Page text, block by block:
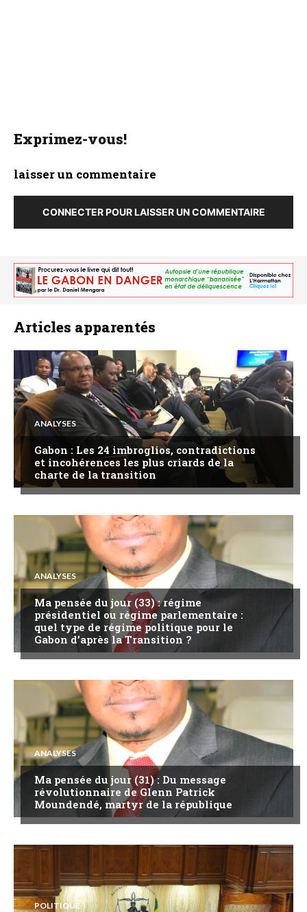
Exprimez-vous!
laisser un commentaire
CONNECTER POUR LAISSER UN COMMENTAIRE
Articles apparentés
ANALYSES
Gabon : Les 24 imbroglios, contradictions
et incohérences les plus criards de la
charte de la transition
ANALYSES
Ma pensée du jour (33) : régime
présidentiel ou régime parlementaire :
quel type de régime politique pour le
Gabon d’après la Transition ?
ANALYSES
Ma pensée du jour (31) : Du message
révolutionnaire de Glenn Patrick
Moundendé, martyr de la république
POLITIQUE